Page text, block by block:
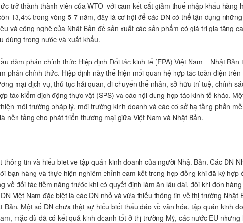
trở thành thành viên của WTO, với cam kết cắt giảm thuế nhập khẩu hàng
13,4% trong vòng 5-7 năm, đây là cơ hội để các DN có thể tận dụng
và công nghệ của Nhật Bản để sản xuất các sản phẩm có giá trị gia tăng
dùng trong nước và xuất khẩu.
đàm phán chính thức Hiệp định Đối tác kinh tế (EPA) Việt Nam – Nhật Bản
phán chính thức. Hiệp định này thể hiện mối quan hệ hợp tác toàn diện
mại dịch vụ, thủ tục hải quan, di chuyển thể nhân, sở hữu trí tuệ, chính
tác kiểm dịch động thực vật (SPS) và các nội dung hợp tác kinh tế khác.
môi trường pháp lý, môi trường kinh doanh và các cơ sở hạ tầng phần
nền tảng cho phát triển thương mại giữa Việt Nam và Nhật Bản.
tin và hiểu biết về tập quán kinh doanh của người Nhật Bản. Các DN
bạn hàng và thực hiện nghiêm chỉnh cam kết trong hợp đồng khi đã ký hợp
về đối tác tiềm năng trước khi có quyết định làm ăn lâu dài, đôi khi đơn
Việt Nam đặc biệt là các DN nhỏ và vừa thiếu thông tin về thị trường Nhật
Bản. Một số DN chưa thật sự hiểu biết thấu đáo về văn hóa, tập quán kinh
mặc dù đã có kết quả kinh doanh tốt ở thị trường Mỹ, các nước EU nhưng